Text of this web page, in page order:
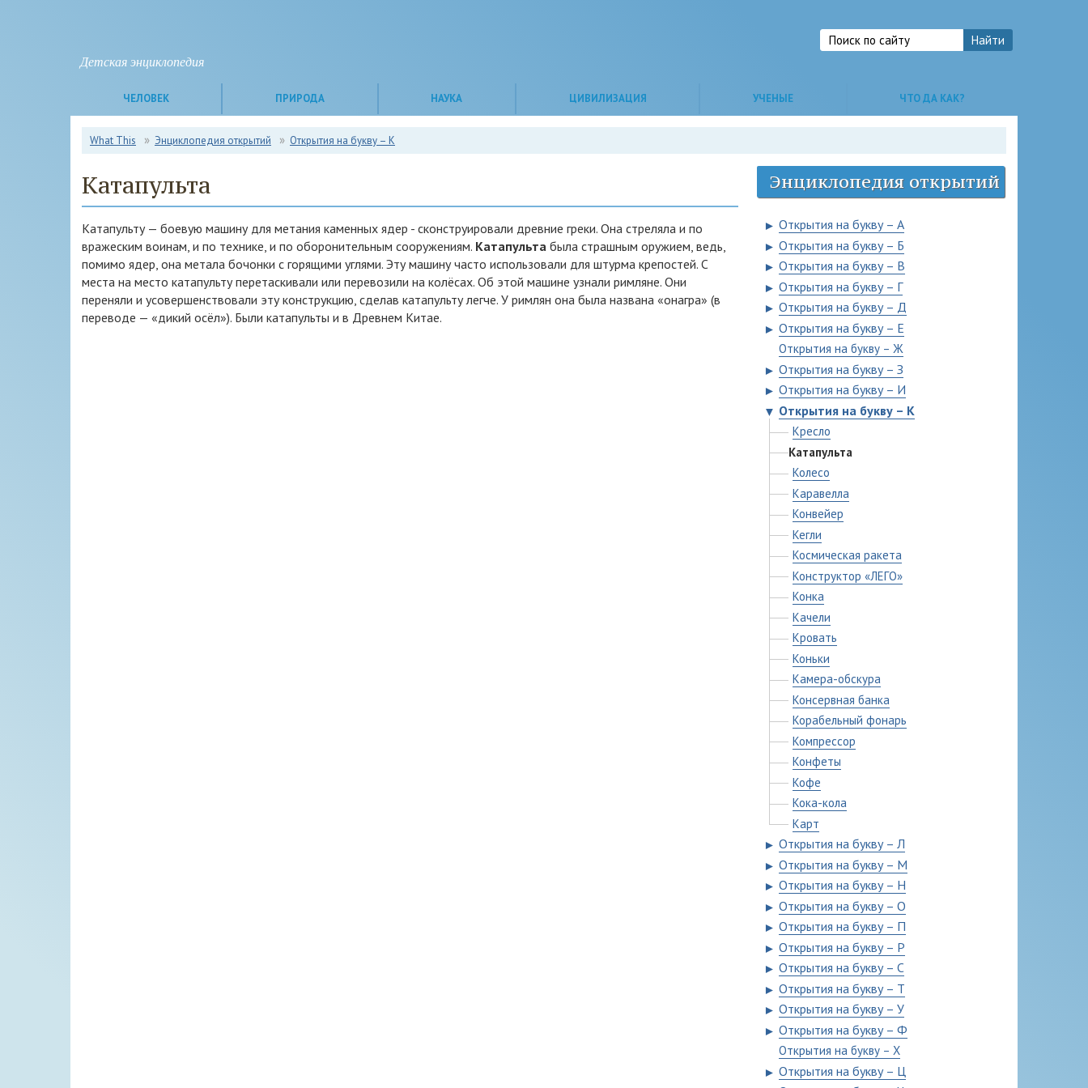
Детская энциклопедия
ЧЕЛОВЕК ПРИРОДА НАУКА ЦИВИЛИЗАЦИЯ УЧЕНЫЕ ЧТО ДА КАК?
What This Энциклопедия открытий Открытия на букву – К
Катапульта
Катапульту — боевую машину для метания каменных ядер - сконструировали древние греки. Она стреляла и по
вражеским воинам, и по технике, и по оборонительным сооружениям. Катапульта была страшным оружием, ведь,
помимо ядер, она метала бочонки с горящими углями. Эту машину часто использовали для штурма крепостей. С
места на место катапульту перетаскивали или перевозили на колёсах. Об этой машине узнали римляне. Они
переняли и усовершенствовали эту конструкцию, сделав катапульту легче. У римлян она была названа «онагра» (в
переводе — «дикий осёл»). Были катапульты и в Древнем Китае.
Энциклопедия открытий
► Открытия на букву – А
► Открытия на букву – Б
► Открытия на букву – В
► Открытия на букву – Г
► Открытия на букву – Д
► Открытия на букву – Е
Открытия на букву – Ж
► Открытия на букву – З
► Открытия на букву – И
▼ Открытия на букву – К
Кресло
Катапульта
Колесо
Каравелла
Конвейер
Кегли
Космическая ракета
Конструктор «ЛЕГО»
Конка
Качели
Кровать
Коньки
Камера-обскура
Консервная банка
Корабельный фонарь
Компрессор
Конфеты
Кофе
Кока-кола
Карт
► Открытия на букву – Л
► Открытия на букву – М
► Открытия на букву – Н
► Открытия на букву – О
► Открытия на букву – П
► Открытия на букву – Р
► Открытия на букву – С
► Открытия на букву – Т
► Открытия на букву – У
► Открытия на букву – Ф
Открытия на букву – Х
► Открытия на букву – Ц